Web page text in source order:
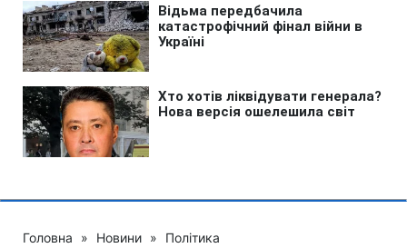
Головна » Новини » Політика